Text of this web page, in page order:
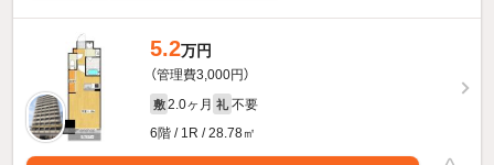
5.2万円
（管理費3,000円）
敷 2.0ヶ月 礼 不要
6階 / 1R / 28.78㎡